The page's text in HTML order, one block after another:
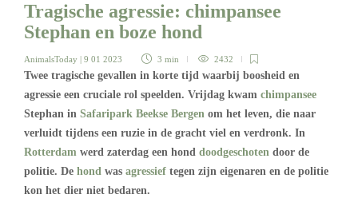
Tragische agressie: chimpansee
Stephan en boze hond
AnimalsToday | 9 01 2023 3 min 2432
Twee tragische gevallen in korte tijd waarbij boosheid en
agressie een cruciale rol speelden. Vrijdag kwam chimpansee
Stephan in Safaripark Beekse Bergen om het leven, die naar
verluidt tijdens een ruzie in de gracht viel en verdronk. In
Rotterdam werd zaterdag een hond doodgeschoten door de
politie. De hond was agressief tegen zijn eigenaren en de politie
kon het dier niet bedaren.